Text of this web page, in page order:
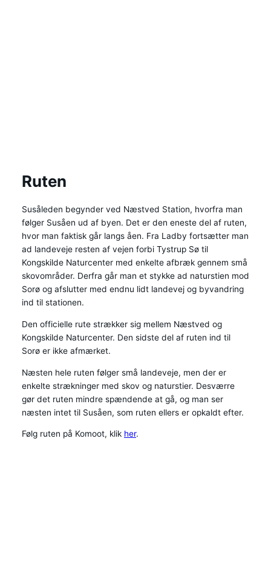
Ruten
Susåleden begynder ved Næstved Station, hvorfra man
følger Susåen ud af byen. Det er den eneste del af ruten,
hvor man faktisk går langs åen. Fra Ladby fortsætter man
ad landeveje resten af vejen forbi Tystrup Sø til
Kongskilde Naturcenter med enkelte afbræk gennem små
skovområder. Derfra går man et stykke ad naturstien mod
Sorø og afslutter med endnu lidt landevej og byvandring
ind til stationen.
Den officielle rute strækker sig mellem Næstved og
Kongskilde Naturcenter. Den sidste del af ruten ind til
Sorø er ikke afmærket.
Næsten hele ruten følger små landeveje, men der er
enkelte strækninger med skov og naturstier. Desværre
gør det ruten mindre spændende at gå, og man ser
næsten intet til Susåen, som ruten ellers er opkaldt efter.
Følg ruten på Komoot, klik her.